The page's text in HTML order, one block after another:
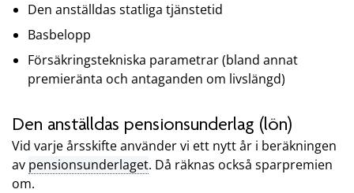
Den anställdas statliga tjänstetid
Basbelopp
Försäkringstekniska parametrar (bland annat
premieränta och antaganden om livslängd)
Den anställdas pensionsunderlag (lön)
Vid varje årsskifte använder vi ett nytt år i beräkningen
av pensionsunderlaget. Då räknas också sparpremien
om.